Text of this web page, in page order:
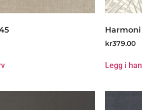
Harmoni
kr379.00
Legg i